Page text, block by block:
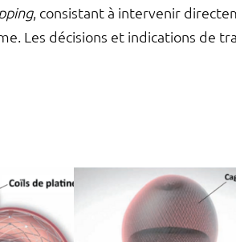
, consistant à intervenir
Les décisions et indications de